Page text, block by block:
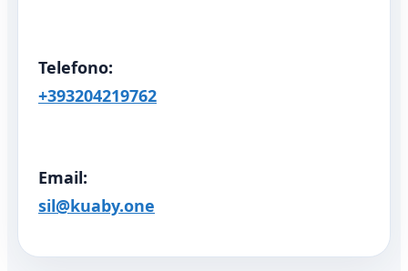
Telefono:
+393204219762
Email:
sil@kuaby.one
/turismo-ricettivita-e-ospitalita-esperienza-
/officine-e-manutenzione-programmata-
prevenire-guasti-e-costi/